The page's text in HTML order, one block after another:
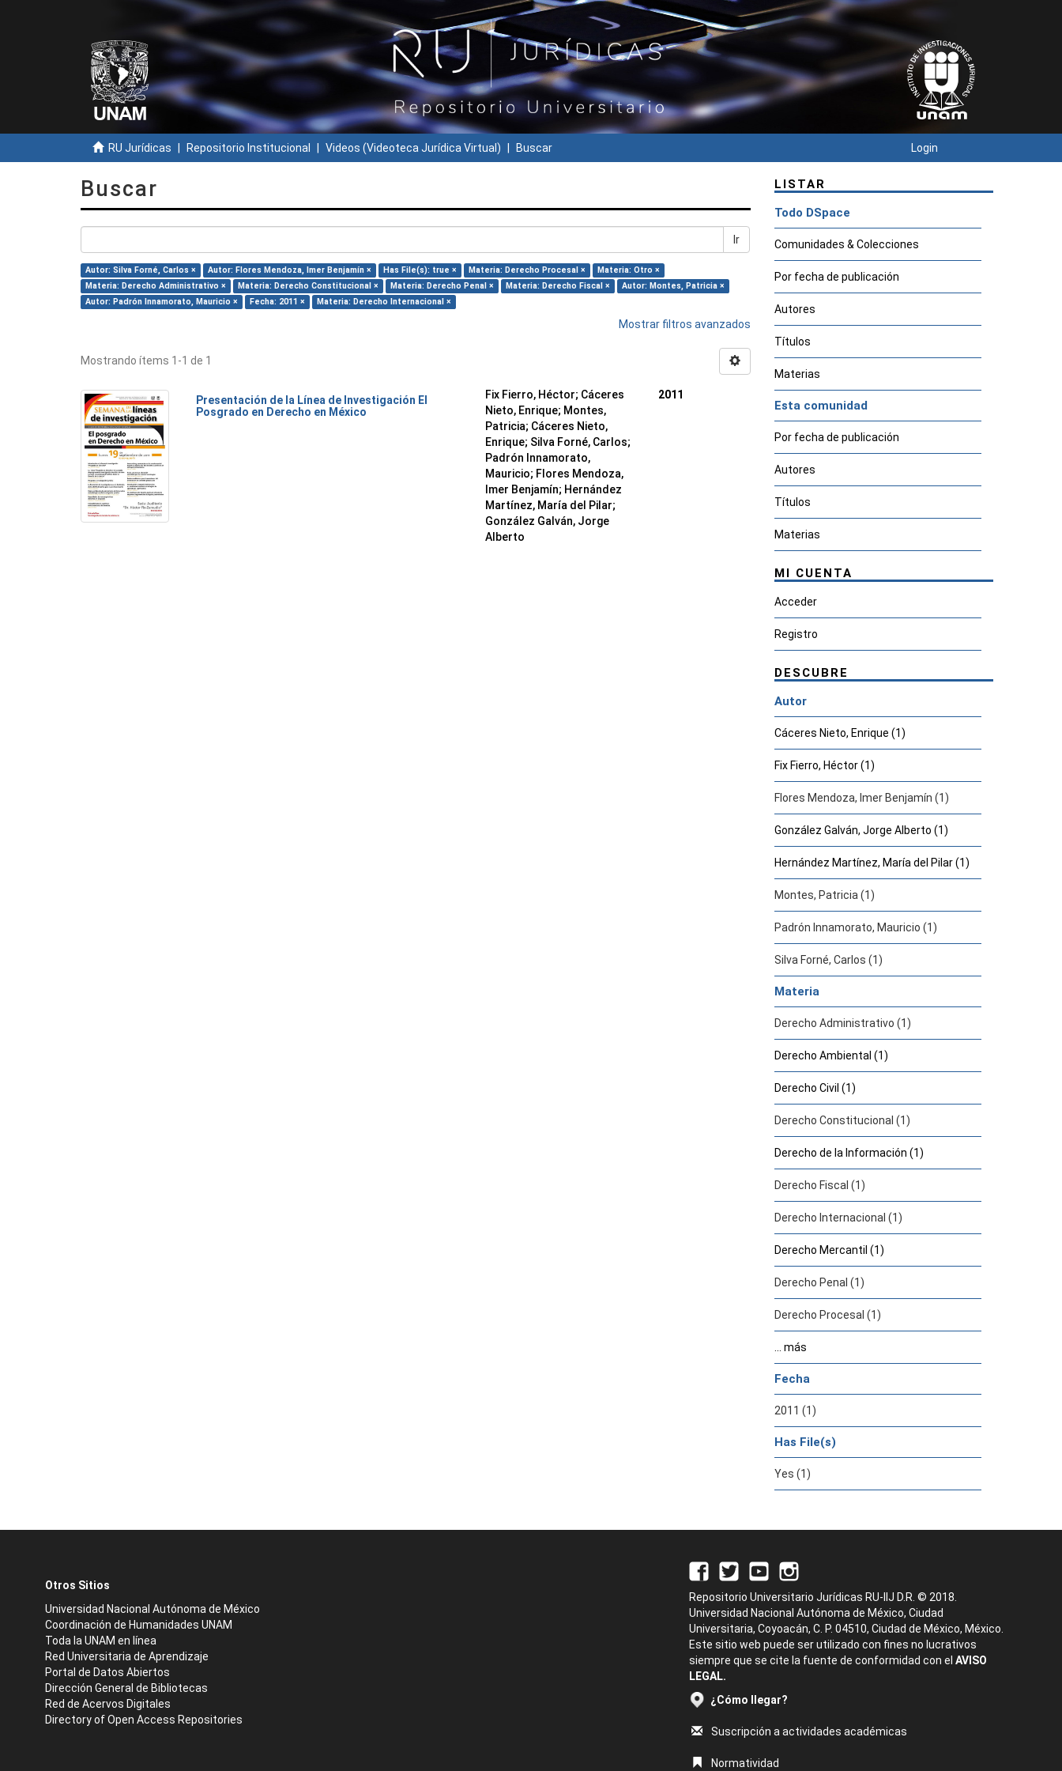
RU Jurídicas Repositorio Institucional Videos (Videoteca Jurídica Virtual) Buscar Login
Buscar
Ir
Autor: Silva Forné, Carlos × Autor: Flores Mendoza, Imer Benjamín × Has File(s): true × Materia: Derecho Procesal ×
Materia: Otro ×
Materia: Derecho Administrativo ×
Materia: Derecho Constitucional × Materia: Derecho Penal × Materia: Derecho Fiscal ×
Autor: Montes, Patricia ×
Autor: Padrón Innamorato, Mauricio ×
Fecha: 2011 × Materia: Derecho Internacional ×
Mostrar filtros avanzados
Mostrando ítems 1-1 de 1
Presentación de la Línea de Investigación El
Posgrado en Derecho en México
Fix Fierro, Héctor; Cáceres
Nieto, Enrique; Montes,
Patricia; Cáceres Nieto,
Enrique; Silva Forné, Carlos;
Padrón Innamorato,
Mauricio; Flores Mendoza,
Imer Benjamín; Hernández
Martínez, María del Pilar;
González Galván, Jorge
Alberto
2011
LISTAR
Todo DSpace
Comunidades & Colecciones
Por fecha de publicación
Autores
Títulos
Materias
Esta comunidad
Por fecha de publicación
Autores
Títulos
Materias
MI CUENTA
Acceder
Registro
DESCUBRE
Autor
Cáceres Nieto, Enrique (1)
Fix Fierro, Héctor (1)
Flores Mendoza, Imer Benjamín (1)
González Galván, Jorge Alberto (1)
Hernández Martínez, María del Pilar (1)
Montes, Patricia (1)
Padrón Innamorato, Mauricio (1)
Silva Forné, Carlos (1)
Materia
Derecho Administrativo (1)
Derecho Ambiental (1)
Derecho Civil (1)
Derecho Constitucional (1)
Derecho de la Información (1)
Derecho Fiscal (1)
Derecho Internacional (1)
Derecho Mercantil (1)
Derecho Penal (1)
Derecho Procesal (1)
... más
Fecha
2011 (1)
Has File(s)
Yes (1)
Otros Sitios
Universidad Nacional Autónoma de México
Coordinación de Humanidades UNAM
Toda la UNAM en línea
Red Universitaria de Aprendizaje
Portal de Datos Abiertos
Dirección General de Bibliotecas
Red de Acervos Digitales
Directory of Open Access Repositories
Repositorio Universitario Jurídicas RU-IIJ D.R. © 2018.
Universidad Nacional Autónoma de México, Ciudad
Universitaria, Coyoacán, C. P. 04510, Ciudad de México, México.
Este sitio web puede ser utilizado con fines no lucrativos
siempre que se cite la fuente de conformidad con el AVISO
LEGAL.
¿Cómo llegar?
Suscripción a actividades académicas
Normatividad